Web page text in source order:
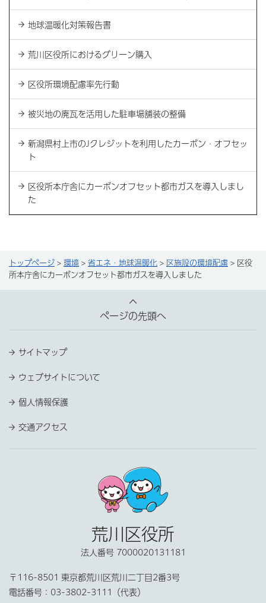
地球温暖化対策報告書
荒川区役所におけるグリーン購入
区役所環境配慮率先行動
被災地の廃瓦を活用した駐車場舗装の整備
新潟県村上市のJクレジットを利用したカーボン・オフセッ
ト
区役所本庁舎にカーボンオフセット都市ガスを導入しまし
た
トップページ > 環境 > 省エネ・地球温暖化 > 区施設の環境配慮 > 区役
所本庁舎にカーボンオフセット都市ガスを導入しました
ページの先頭へ
サイトマップ
ウェブサイトについて
個人情報保護
交通アクセス
荒川区役所
法人番号 7000020131181
〒116-8501 東京都荒川区荒川二丁目2番3号
電話番号： 03-3802-3111（代表）